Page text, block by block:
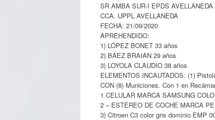
SR AMBA SUR-I EPDS AVELLANEDA
CCA. UPPL AVELLANEDA
FECHA: 21/09/2020
APREHENDIDO:
1) LÓPEZ BONET 33 años
2) BÁEZ BRAIAN 29 años
3) LOYOLA CLAUDIO 38 años
ELEMENTOS INCAUTADOS: (1)
CON (8) Municiones. Con 1 en
1 CELULAR MARCA SAMSUNG
2 – ESTÉREO DE COCHE MARCA
3) Citroen C3 color gris dominio EMP